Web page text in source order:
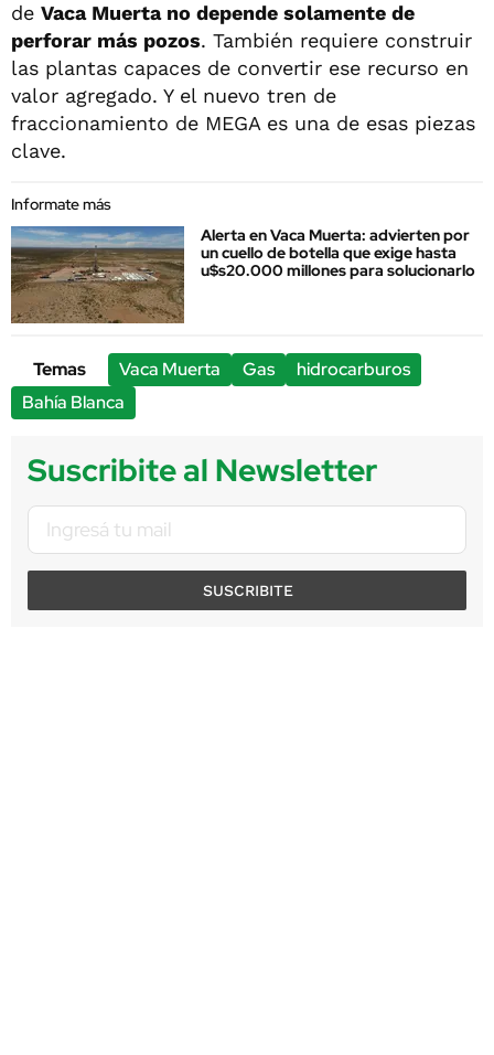
de Vaca Muerta no depende solamente de
perforar más pozos. También requiere construir
las plantas capaces de convertir ese recurso en
valor agregado. Y el nuevo tren de
fraccionamiento de MEGA es una de esas piezas
clave.
Informate más
Alerta en Vaca Muerta: advierten por
un cuello de botella que exige hasta
u$s20.000 millones para solucionarlo
Temas Vaca Muerta Gas
hidrocarburos
Bahía Blanca
Suscribite al Newsletter
SUSCRIBITE